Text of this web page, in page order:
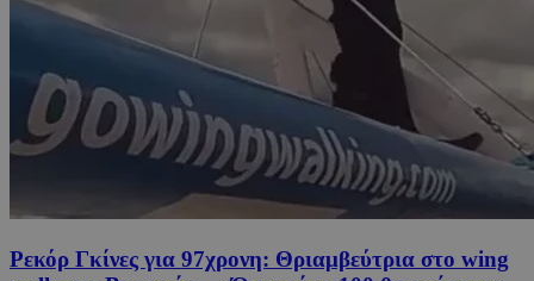
Ρεκόρ Γκίνες για 97χρονη: Θριαμβεύτρια στο wing